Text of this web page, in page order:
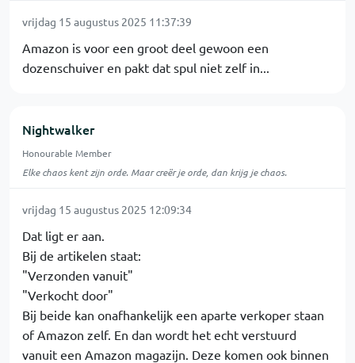
vrijdag 15 augustus 2025 11:37:39
Amazon is voor een groot deel gewoon een
dozenschuiver en pakt dat spul niet zelf in...
Nightwalker
Honourable Member
Elke chaos kent zijn orde. Maar creër je orde, dan krijg je chaos.
vrijdag 15 augustus 2025 12:09:34
Dat ligt er aan.
Bij de artikelen staat:
"Verzonden vanuit"
"Verkocht door"
Bij beide kan onafhankelijk een aparte verkoper staan
of Amazon zelf. En dan wordt het echt verstuurd
vanuit een Amazon magazijn. Deze komen ook binnen